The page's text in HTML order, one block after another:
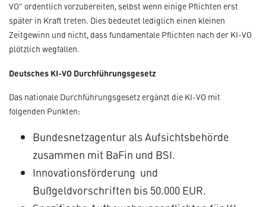
VO“ ordentlich vorzubereiten, selbst wenn einige Pflichten erst
später in Kraft treten. Dies bedeutet lediglich einen kleinen
Zeitgewinn und nicht, dass fundamentale Pflichten nach der KI-VO
plötzlich wegfallen.
Deutsches KI-VO Durchführungsgesetz
Das nationale Durchführungsgesetz ergänzt die KI-VO mit
folgenden Punkten:
Bundesnetzagentur als Aufsichtsbehörde
zusammen mit BaFin und BSI.
Innovationsförderung und
Bußgeldvorschriften bis 50.000 EUR.